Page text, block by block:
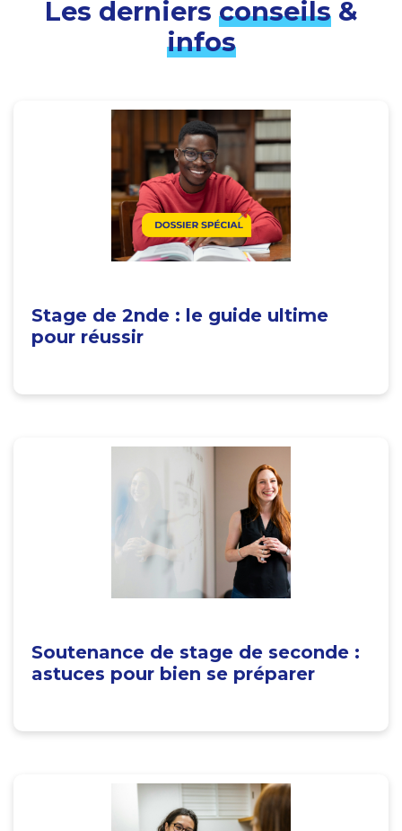
Les derniers conseils&
infos
Stage de 2nde : le guide ultime
pour réussir
Soutenance de stage de seconde :
astuces pour bien se préparer